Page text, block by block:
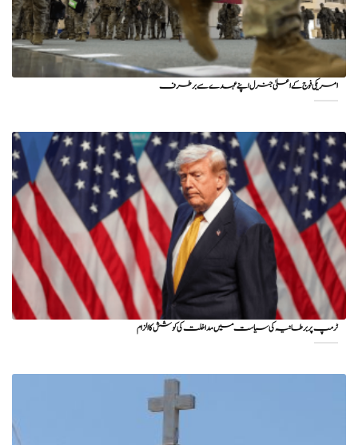
امریکی فوج کے اعلیٰ جنرل اپنے عہدے سے برطرف
ٹرمپ پر برطانیہ کی سیاست میں مداخلت کی کوشش کا الزام